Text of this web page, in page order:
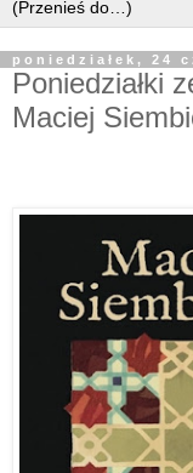
poniedziałek, 24
Poniedziałki
Maciej